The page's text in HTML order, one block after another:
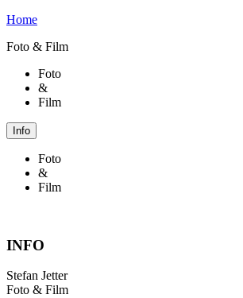
Home
Foto & Film
Foto
&
Film
Info
Foto
&
Film
INFO
Stefan Jetter
Foto & Film